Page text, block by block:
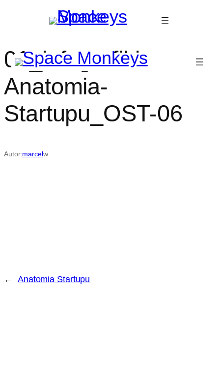
01_infografiki-
Anatomia-
Startupu_OST-06
Autor:marcelw
← Anatomia Startupu